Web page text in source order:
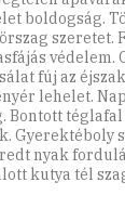
boldogság.
szeretet.
védelem.
fúj az
lehelet.
Bontott
Gyerektéboly
nyak
kutya tél